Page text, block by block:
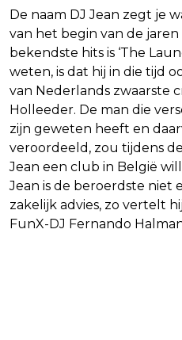
De naam DJ Jean zegt je
van het begin van de jaren
bekendste hits is ‘The
weten, is dat hij in die tijd
van Nederlands zwaarste
Holleeder. De man die
zijn geweten heeft en
veroordeeld, zou tijdens
Jean een club in België
Jean is de beroerdste niet
zakelijk advies, zo vertelt
FunX-DJ Fernando